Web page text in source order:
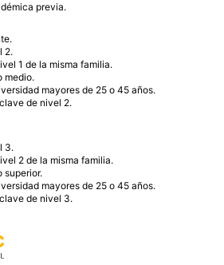
previa.
2.
1 de la misma familia.
medio.
mayores de 25 o 45 años.
de nivel 2.
3.
2 de la misma familia.
superior.
mayores de 25 o 45 años.
de nivel 3.